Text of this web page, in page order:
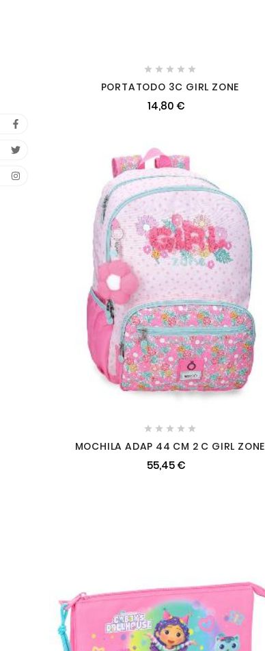
    
PORTATODO 3C GIRL ZONE
14,80 €
    
MOCHILA ADAP 44 CM 2 C GIRL ZONE
55,45 €